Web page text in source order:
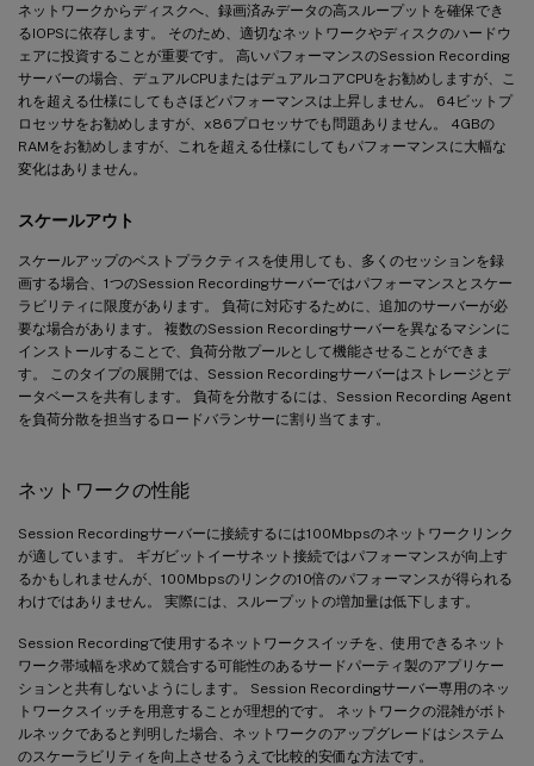
ネットワークからディスクへ、録画済みデータの高スループットを確保でき
るIOPSに依存します。 そのため、適切なネットワークやディスクのハードウ
ェアに投資することが重要です。 高いパフォーマンスのSession Recording
サーバーの場合、デュアルCPUまたはデュアルコアCPUをお勧めしますが、こ
れを超える仕様にしてもさほどパフォーマンスは上昇しません。 64ビットプ
ロセッサをお勧めしますが、x86プロセッサでも問題ありません。 4GBの
RAMをお勧めしますが、これを超える仕様にしてもパフォーマンスに大幅な
変化はありません。
スケールアウト
スケールアップのベストプラクティスを使用しても、多くのセッションを録
画する場合、1つのSession Recordingサーバーではパフォーマンスとスケー
ラビリティに限度があります。 負荷に対応するために、追加のサーバーが必
要な場合があります。 複数のSession Recordingサーバーを異なるマシンに
インストールすることで、負荷分散プールとして機能させることができま
す。 このタイプの展開では、Session Recordingサーバーはストレージとデ
ータベースを共有します。 負荷を分散するには、Session Recording Agent
を負荷分散を担当するロードバランサーに割り当てます。
ネットワークの性能
Session Recordingサーバーに接続するには100Mbpsのネットワークリンク
が適しています。 ギガビットイーサネット接続ではパフォーマンスが向上す
るかもしれませんが、100Mbpsのリンクの10倍のパフォーマンスが得られる
わけではありません。 実際には、スループットの増加量は低下します。
Session Recordingで使用するネットワークスイッチを、使用できるネット
ワーク帯域幅を求めて競合する可能性のあるサードパーティ製のアプリケー
ションと共有しないようにします。 Session Recordingサーバー専用のネッ
トワークスイッチを用意することが理想的です。 ネットワークの混雑がボト
ルネックであると判明した場合、ネットワークのアップグレードはシステム
のスケーラビリティを向上させるうえで比較的安価な方法です。